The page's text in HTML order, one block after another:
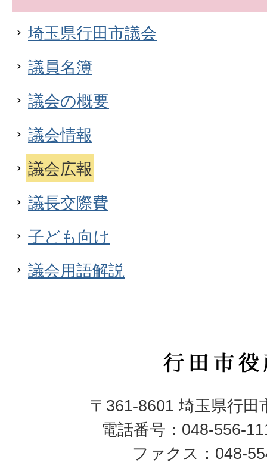
埼玉県行田市議会
議員名簿
議会の概要
議会情報
議会広報
議長交際費
子ども向け
議会用語解説
行
市
役
所
〒361-8601 埼玉県行田
電話番号：048-556-
ファクス：048-